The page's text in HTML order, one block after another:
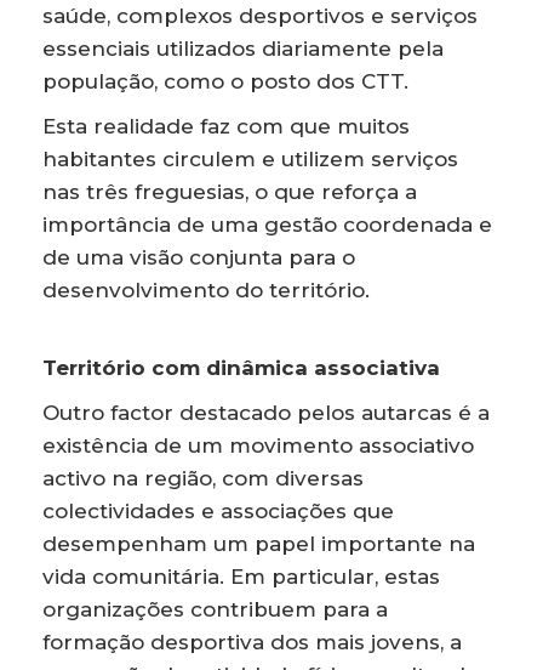
saúde, complexos desportivos e serviços
essenciais utilizados diariamente pela
população, como o posto dos CTT.
Esta realidade faz com que muitos
habitantes circulem e utilizem serviços
nas três freguesias, o que reforça a
importância de uma gestão coordenada e
de uma visão conjunta para o
desenvolvimento do território.
Território com dinâmica associativa
Outro factor destacado pelos autarcas é a
existência de um movimento associativo
activo na região, com diversas
colectividades e associações que
desempenham um papel importante na
vida comunitária. Em particular, estas
organizações contribuem para a
formação desportiva dos mais jovens, a